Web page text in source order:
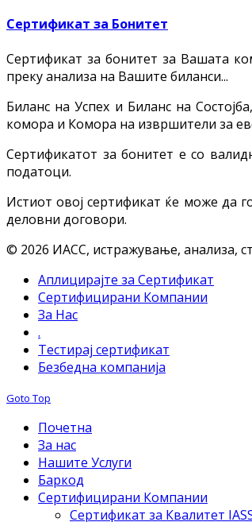
Сертификат за Бонитет
Сертификат за бонитет за Вашата
преку анализа на Вашите биланси...
Биланс на Успех и Биланс на
комора и Комора на извршители за
Сертификатот за бонитет е со
податоци.
Истиот овој сертификат ќе може да
деловни договори.
© 2026 ИАСС, истражување, анализа,
Аплицирајте за Сертификат
Сертифицирани Компании
За Нас
.
Тестирај сертификат
Безбедна компанија
Goto Top
Почетна
За нас
Нашите Услуги
Баркод
Сертифицирани Компании
Сертификат за Квалитет